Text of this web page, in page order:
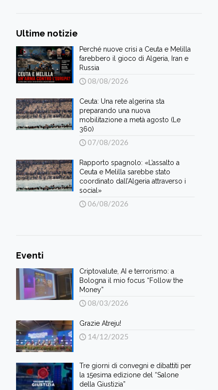
Ultime notizie
Perché nuove crisi a Ceuta e Melilla
farebbero il gioco di Algeria, Iran e
Russia
08/08/2026
Ceuta: Una rete algerina sta
preparando una nuova
mobilitazione a metà agosto (Le
360)
07/08/2026
Rapporto spagnolo: «L’assalto a
Ceuta e Melilla sarebbe stato
coordinato dall’Algeria attraverso i
social»
06/08/2026
Eventi
Criptovalute, AI e terrorismo: a
Bologna il mio focus “Follow the
Money”
08/03/2026
Grazie Atreju!
14/12/2025
Tre giorni di convegni e dibattiti per
la 15esima edizione del “Salone
della Giustizia”